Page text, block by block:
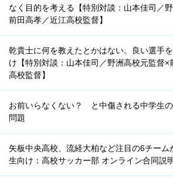
なく目的を考える【特別対談：山本佳司／
前田高孝／近江高校監督】
乾貴士に何を教えたとかはない。良い選手
け【特別対談：山本佳司／野洲高校元監督×
高校監督】
お前いらなくない？ と中傷される中学生
問題
矢板中央高校、流経大柏など注目の6チーム
生向け：高校サッカー部 オンライン合同説